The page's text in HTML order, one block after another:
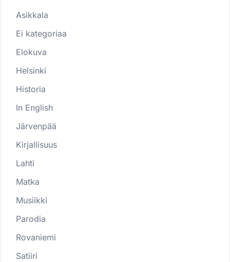
Asikkala
Ei kategoriaa
Elokuva
Helsinki
Historia
In English
Järvenpää
Kirjallisuus
Lahti
Matka
Musiikki
Parodia
Rovaniemi
Satiiri